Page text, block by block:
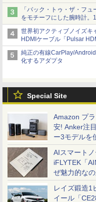
など。夏の特番・配信情報
「バック・トゥ・ザ・フ
をモチーフにした腕時計。
世界初アクティブノイズキ
HDMIケーブル「Pulsar
から
純正の有線CarPlay/
化するアダプタ
Special Site
Amazon プ
安! Anker注
ー3モデルを
AIスマート
iFLYTEK「
ぜ魅力的なの
レイズ鍛造1
イール「